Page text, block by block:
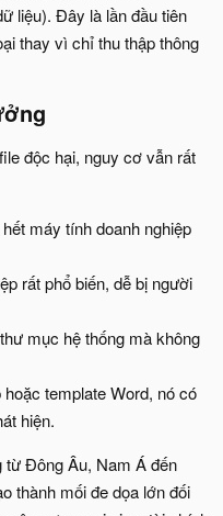
liệu). Đây là lần đầu tiên
thay vì chỉ thu thập thông
độc hại, nguy cơ vẫn rất
máy tính doanh nghiệp
rất phổ biến, dễ bị người
mục hệ thống mà không
template Word, nó có
hiện.
từ Đông Âu, Nam Á đến
thành mối đe dọa lớn đối